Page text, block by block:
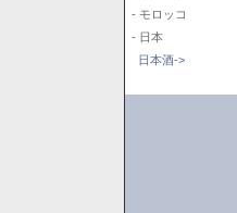
- モロッコ
- 日本
日本酒->